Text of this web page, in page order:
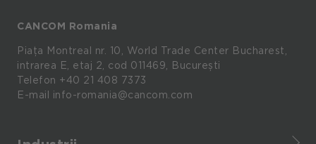
CANCOM Romania
Piața Montreal nr. 10, World Trade Center Bucharest,
intrarea E, etaj 2, cod 011469, București
Telefon +40 21 408 7373
E-mail info-romania@cancom.com